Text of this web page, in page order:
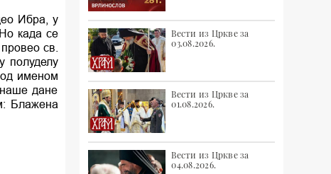
Ибра, у
када се
св.
полуделу
именом
дане
Блажена
Вести из Цркве за
03.08.2026.
Вести из Цркве за
01.08.2026.
Вести из Цркве за
04.08.2026.